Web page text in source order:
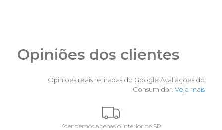
Opiniões dos clientes
Opiniões reais retiradas do Google Avaliações do
Consumidor. Veja mais
Atendemos apenas o interior de SP